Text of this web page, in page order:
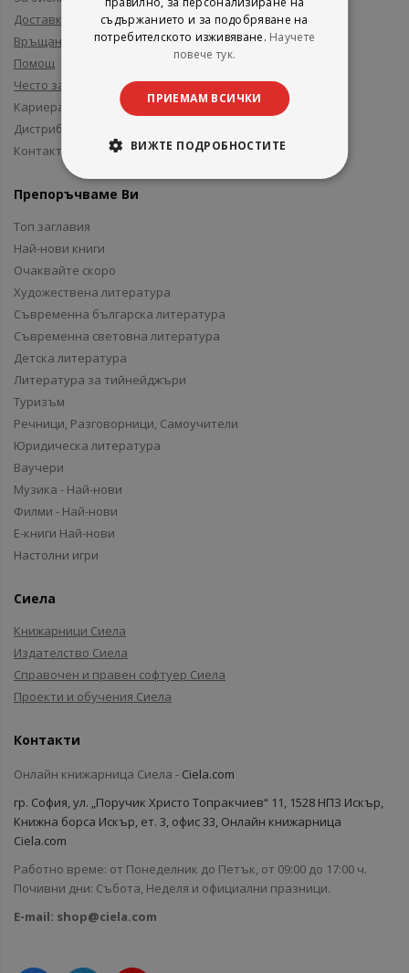
Доставка
Връщане
Помощ
Често задавани въпроси
Кариера
Дистрибуция
Контакти
Препоръчваме Ви
Топ заглавия
Най-нови книги
Очаквайте скоро
Художествена литература
Съвременна българска литература
Съвременна световна литература
Детска литература
Литература за тийнейджъри
Туризъм
Речници, Разговорници, Самоучители
Юридическа литература
Ваучери
Музика - Най-нови
Филми - Най-нови
Е-книги Най-нови
Настолни игри
Сиела
Книжарници Сиела
Издателство Сиела
Справочен и правен софтуер Сиела
Проекти и обучения Сиела
Контакти
Онлайн книжарница Сиела - Ciela.com
гр. София, ул. „Поручик Христо Топракчиев“ 11, 1528 НПЗ Искър,
Книжна борса Искър, ет. 3, офис 33, Онлайн книжарница
Ciela.com
Работно време: от Понеделник до Петък, от 09:00 до 17:00 ч.
Почивни дни: Събота, Неделя и официални празници.
E-mail: shop@ciela.com
съдържанието и за подобряване на
потребителското изживяване. Научете
повече тук.
ПРИЕМАМ ВСИЧКИ
ВИЖТЕ ПОДРОБНОСТИТЕ